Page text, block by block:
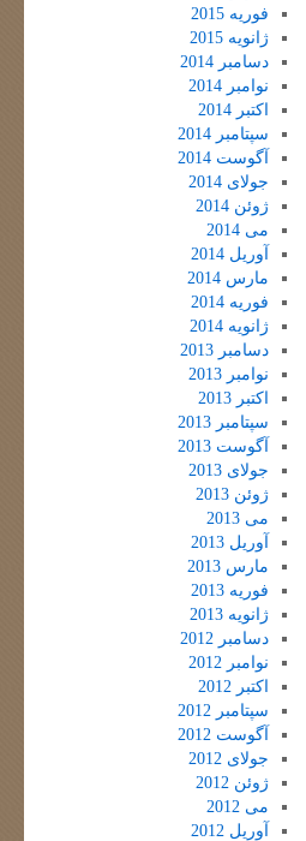
فوریه 2015
ژانویه 2015
دسامبر 2014
نوامبر 2014
اکتبر 2014
سپتامبر 2014
آگوست 2014
جولای 2014
ژوئن 2014
می 2014
آوریل 2014
مارس 2014
فوریه 2014
ژانویه 2014
دسامبر 2013
نوامبر 2013
اکتبر 2013
سپتامبر 2013
آگوست 2013
جولای 2013
ژوئن 2013
می 2013
آوریل 2013
مارس 2013
فوریه 2013
ژانویه 2013
دسامبر 2012
نوامبر 2012
اکتبر 2012
سپتامبر 2012
آگوست 2012
جولای 2012
ژوئن 2012
می 2012
آوریل 2012